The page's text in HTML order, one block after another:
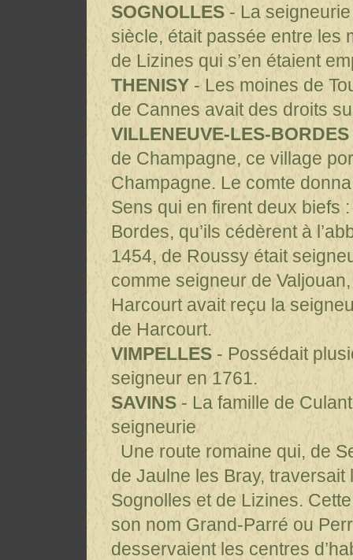
SOGNOLLES - La
siècle, était passée entre les
de Lizines qui s’en étaient
THENISY - Les moines de
de Cannes avait des droits
VILLENEUVE-LES-BORDES
de Champagne, ce village
Champagne. Le comte
Sens qui en firent deux biefs
Bordes, qu’ils cédèrent à
1454, de Roussy était
comme seigneur de
Harcourt avait reçu la
de Harcourt.
VIMPELLES - Possédait
seigneur en 1761.
SAVINS - La famille de
seigneurie
Une route romaine qui, de
de Jaulne les Bray,
Sognolles et de Lizines.
son nom Grand-Parré ou
desservaient les centres